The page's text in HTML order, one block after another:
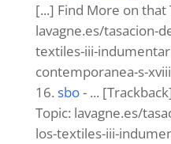
[...] Find More on that
lavagne.es/tasacion-
textiles-iii-
contemporanea-s-
sbo- ...
Topic: lavagne.es/
los-textiles-iii-